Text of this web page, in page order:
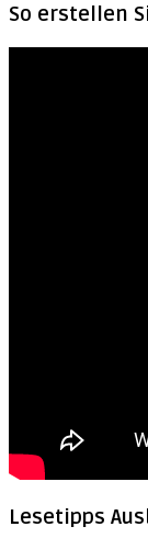
So erstellen
Lesetipps